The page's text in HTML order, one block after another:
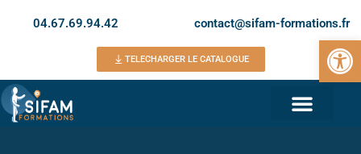
Ouvrir
04.67.69.94.42 contact@sifam-formations.fr
TELECHARGER LE CATALOGUE